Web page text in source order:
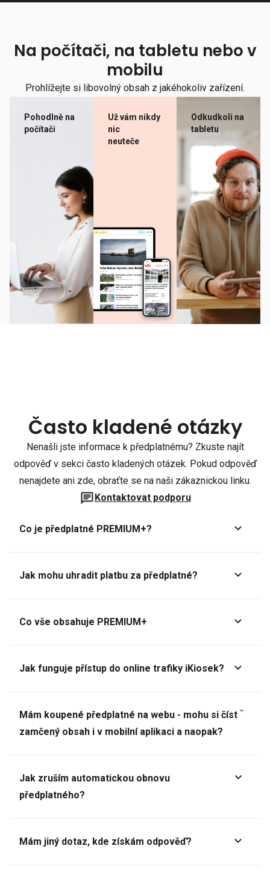
Na počítači, na tabletu nebo v
mobilu
Prohlížejte si libovolný obsah z jakéhokoliv zařízení.
Pohodlně na
počítači
Už vám nikdy
nic
neuteče
Odkudkoli na
tabletu
Často kladené otázky
Nenašli jste informace k předplatnému? Zkuste najít
odpověď v sekci často kladených otázek. Pokud odpověď
nenajdete ani zde, obraťte se na naši zákaznickou linku.
Kontaktovat podporu
Co je předplatné PREMIUM+?
Jak mohu uhradit platbu za předplatné?
Co vše obsahuje PREMIUM+
Jak funguje přístup do online trafiky iKiosek?
Mám koupené předplatné na webu - mohu si číst
zamčený obsah i v mobilní aplikaci a naopak?
Jak zruším automatickou obnovu
předplatného?
Mám jiný dotaz, kde získám odpověď?